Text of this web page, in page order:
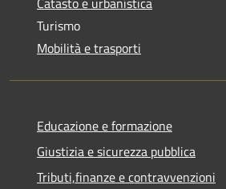
Turismo
Mobilità e trasporti
Educazione e formazione
Giustizia e sicurezza pubblica
Tributi,finanze e contravvenzioni